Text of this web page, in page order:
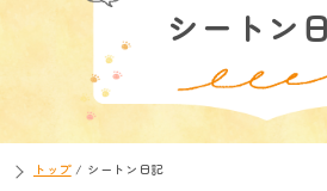
シートン
トップ/ シートン日記